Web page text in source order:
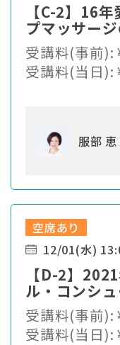
【C-2】16
プマッサー
全て公開！
受講料(事前):
受講料(当日):
服部
空席あり
12/01(水)
【D-2】
ル・コンシ
トレンド
受講料(事前):
受講料(当日):